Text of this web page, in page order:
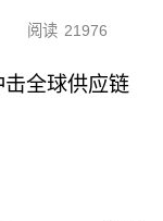
阅读 21976
全球供应链